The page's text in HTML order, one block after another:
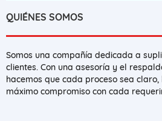
QUIÉNES SOMOS
Somos una compañía dedicada a
clientes. Con una asesoría y el
hacemos que cada proceso sea
máximo compromiso con cada